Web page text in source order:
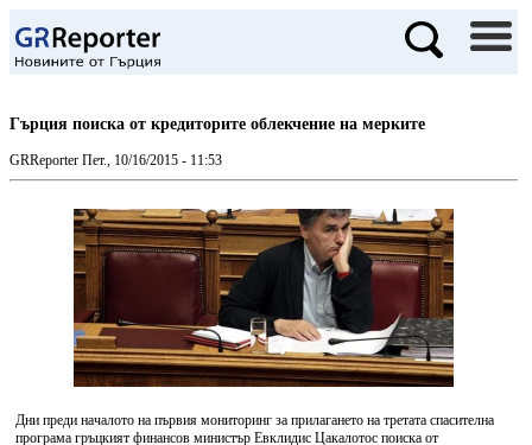
Гърция поиска от кредиторите облекчение на мерките
GRReporter Пет., 10/16/2015 - 11:53
Дни преди началото на първия мониторинг за прилагането на третата спасителна
програма гръцкият финансов министър Евклидис Цакалотос поиска от